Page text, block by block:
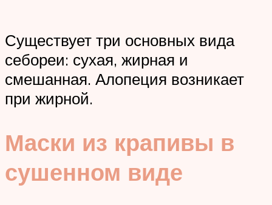
Существует три основных вида
себореи: сухая, жирная и
смешанная. Алопеция возникает
при жирной.
Маски из крапивы в
сушенном виде